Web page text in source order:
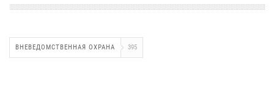
ВНЕВЕДОМСТВЕННАЯ ОХРАНА 395